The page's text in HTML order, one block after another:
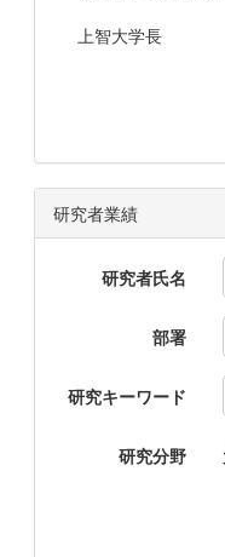
上智大学長
研究者業績
研究者氏名
部署
研究キーワード
研究分野